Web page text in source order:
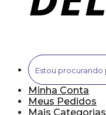
Minha Conta
Meus Pedidos
Mais Categorias